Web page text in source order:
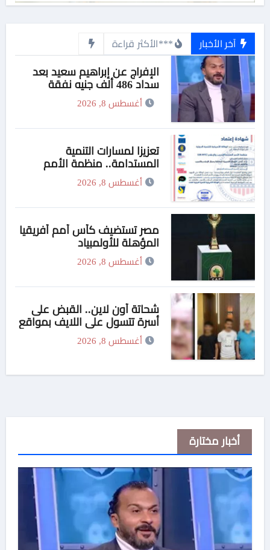
آخر الأخبار ***الأكثر قراءة
الإفراج عن إبراهيم سعيد بعد
سداد 486 ألف جنيه نفقة
لطليقته
أغسطس 8, 2026
تعزيزا لمسارات التنمية
المستدامة.. منظمة الأمم
المتحدة للتدريب والإعلام تواصل
برامجها الدولية عبر شبكة
أغسطس 8, 2026
مصر تستضيف كأس أمم أفريقيا
المؤهلة للأولمبياد
أغسطس 8, 2026
شحاتة أون لاين.. القبض على
أسرة تتسول على اللايف بمواقع
التواصل الإجتماعى
أغسطس 8, 2026
أخبار مختارة